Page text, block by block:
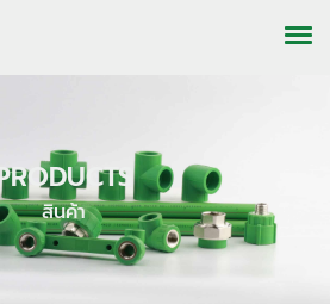
PRODUCTS
สินค้า